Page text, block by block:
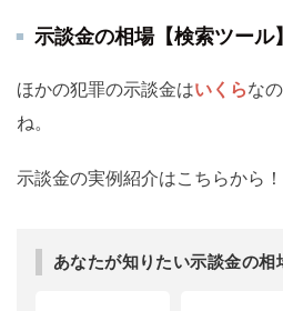
示談金の相場【検索ツール
ほかの犯罪の示談金はいくらな
ね。
示談金の実例紹介はこちらから
あなたが知りたい示談金の相